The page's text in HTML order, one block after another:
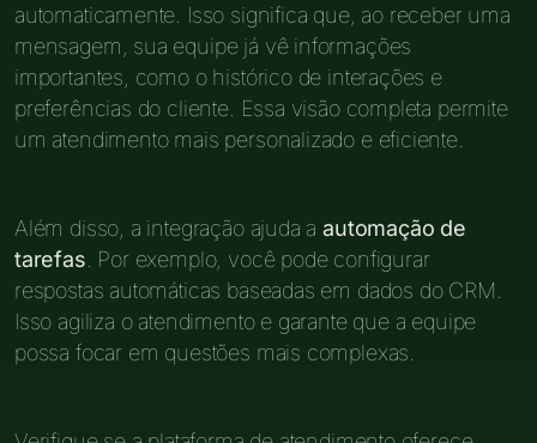
automaticamente. Isso significa que, ao receber uma
mensagem, sua equipe já vê informações
importantes, como o histórico de interações e
preferências do cliente. Essa visão completa permite
um atendimento mais personalizado e eficiente.
Além disso, a integração ajuda aautomação de
tarefas . Por exemplo, você pode configurar
respostas automáticas baseadas em dados do CRM.
Isso agiliza o atendimento e garante que a equipe
possa focar em questões mais complexas.